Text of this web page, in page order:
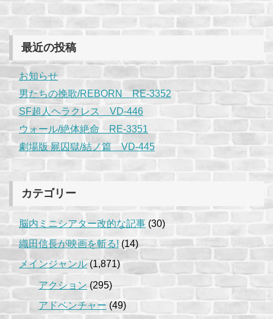
最近の投稿
お知らせ
男たちの挽歌/REBORN RE-3352
SF超人ヘラクレス VD-446
ウォール/絶体絶命 RE-3351
劇場版 屍囚獄/結ノ篇 VD-445
カテゴリー
脳内ミニシアター改的な記事 (30)
織田信長が映画を斬る! (14)
メインジャンル(1,871)
アクション (295)
アドベンチャー (49)